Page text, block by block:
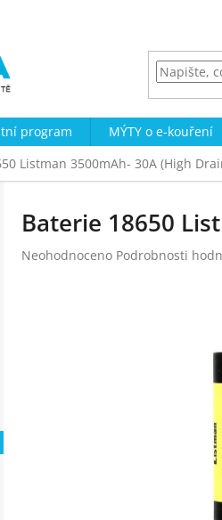
program MÝTY o e-kouření
Listman 3500mAh- 30A (High
Baterie 18650
Průměrné
Neohodnoceno Podrobnosti